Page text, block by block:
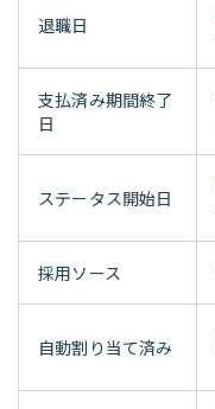
退職日
支払済み期間終了
日
ステータス開始日
採用ソース
自動割り当て済み